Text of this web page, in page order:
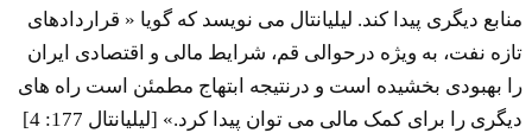
منابع دیگری پیدا کند. لیلیانتال می نویسد که گویا « قراردادهای
تازه نفت، به ویژه درحوالی قم، شرایط مالی و اقتصادی ایران
را بهبودی بخشیده است و درنتیجه ابتهاج مطمئن است راه های
دیگری را برای کمک مالی می توان پیدا کرد.» [لیلیانتال 177: 4]